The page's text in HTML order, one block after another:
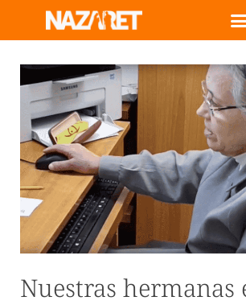
Nuestras hermanas